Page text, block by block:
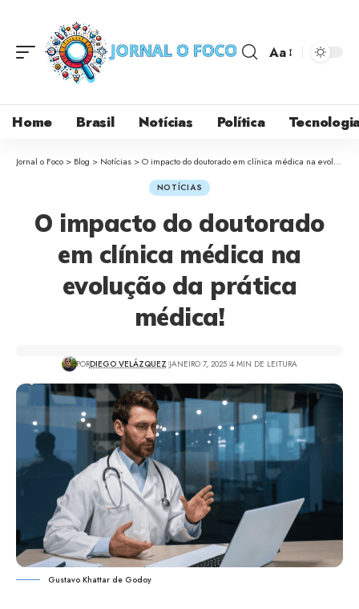
Aa
Home Brasil Notícias Política
Jornal o Foco > Blog > Notícias >O impacto do doutorado em clínica médica na evolução da prática médica!
NOTÍCIAS
O impacto do doutorado
em clínica médica na
evolução da prática
médica!
PORDIEGO VELÁZQUEZ JANEIRO 7, 2025 4 MIN DE LEITURA
Gustavo Khattar de Godoy